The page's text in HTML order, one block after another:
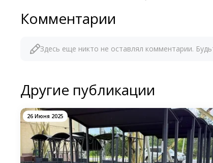
Комментарии
Здесь еще никто не оставлял комментарии.
Другие публикации
26 Июня 2025